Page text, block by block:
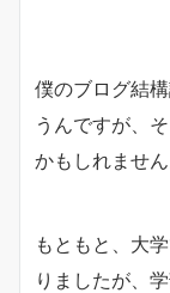
僕のブログ結
うんですが、
かもしれません
もともと、大
りましたが、